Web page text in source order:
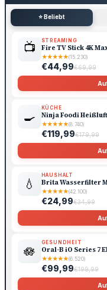
⭐ Beliebt
📺 STREAMING
Fire TV Stick 4K
★★★★★(15.230)
€44,99€69,99
🍳
KÜCHE
Ninja Foodi
★★★★★(8.740)
€119,99€179,99
💧
HAUSHALT
Brita Wasserfilter
★★★★★(42.100)
€24,99€34,99
🪷
GESUNDHEIT
Oral-B iO Series 7
★★★★★(6.520)
€99,99€199,99